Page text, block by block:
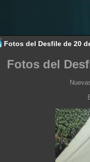
Fotos del Desfile de 20
Fotos del